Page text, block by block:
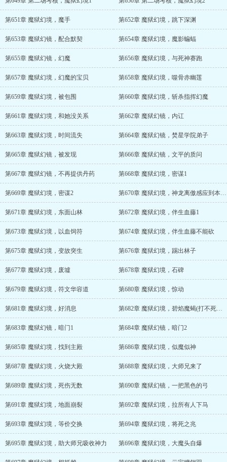
第651章 魔狱幻境，魔手 第652章 魔狱幻境，跳下深渊
第653章 魔狱幻镜，配合默契 第654章 魔狱幻境，魔影蝙蝠
第655章 魔狱幻镜，幻魔 第656章 魔狱幻境，与死神赛跑
第657章 魔狱幻境，幻魔的宝贝 第658章 魔狱幻境，噬骨赤幽莲
第659章 魔狱幻境，被包围 第660章 魔狱幻境，斩杀指挥幻魔
第661章 魔狱幻境，和她没关系 第662章 魔狱幻镜，内讧
第663章 魔狱幻境，时间流失 第664章 魔狱幻镜，焚星学院弟子
第665章 魔狱幻镜，被发现 第666章 魔狱幻镜，文平的质问
第667章 魔狱幻镜，不再提供丹药 第668章 魔狱幻境，密谋1
第669章 魔狱幻境，密谋2 第670章 魔狱幻境，神龙离傲感应到本源之力
第671章 魔狱幻境，东面山林 第672章 魔狱幻境，伴生血藤1
第673章 魔狱幻境，以血饲符 第674章 魔狱幻境，伴生血藤不能砍
第675章 魔狱幻境，变故突生 第676章 魔狱幻境，踢出林子
第677章 魔狱幻境，废墟 第678章 魔狱幻境，石碑
第679章 魔狱幻境，符文华容道 第680章 魔狱幻境，惊动
第681章 魔狱幻境，好消息 第682章 魔狱幻境，碧焰魔蝎(打不死的小强)
第683章 魔狱幻镜，暗门1 第684章 魔狱幻镜，暗门2
第685章 魔狱幻境，找到主殿 第686章 魔狱幻境，似魔似神
第687章 魔狱幻境，火烧大殿 第688章 魔狱幻境，大师兄来了
第689章 魔狱幻境，死伤无数 第690章 魔狱幻镜，一把黑色的弓
第691章 魔狱幻境，地面崩裂 第692章 魔狱幻境，拉所有人下马
第693章 魔狱幻境，等价交换 第694章 魔狱幻境，将死之兆
第695章 魔狱幻境，助大师兄吸收神力 第696章 魔狱幻境，大魔头自爆